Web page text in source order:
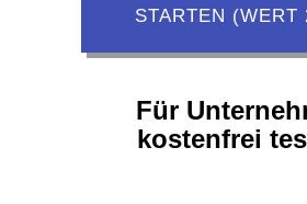
STARTEN (WERT
Für
kostenfrei